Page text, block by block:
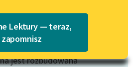
Katalog w formacie PDF
Lektury — teraz,
jest rozbudowana